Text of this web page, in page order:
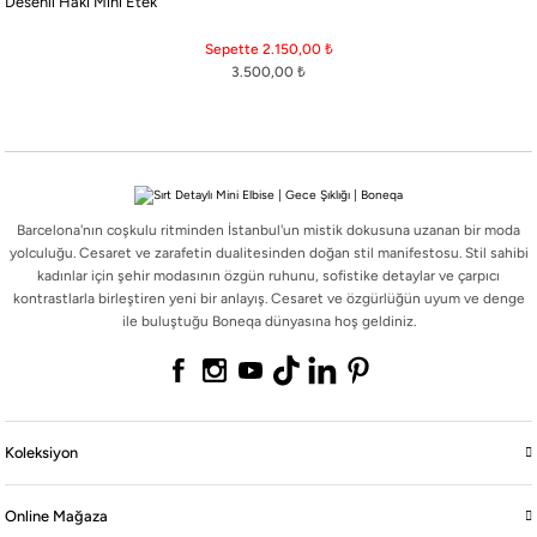
3.500,00 ₺
Sepette 2.150,00₺
Barcelona'nın coşkulu ritminden İstanbul'un mistik dokusuna uzanan bir moda
yolculuğu. Cesaret ve zarafetin dualitesinden doğan stil manifestosu. Stil sahibi
kadınlar için şehir modasının özgün ruhunu, sofistike detaylar ve çarpıcı
kontrastlarla birleştiren yeni bir anlayış. Cesaret ve özgürlüğün uyum ve denge
ile buluştuğu Boneqa dünyasına hoş geldiniz.
Koleksiyon
Online Mağaza
Barcelona'nın coşkulu ritminden İstanbul'un mistik dokusuna uzanan bir moda
kadınlar için şehir modasının özgün ruhunu, sofistike detaylar ve çarpıcı
kontrastlarla birleştiren yeni bir anlayış. Cesaret ve özgürlüğün uyum ve denge
Koleksiyon
Online Mağaza
Yasal